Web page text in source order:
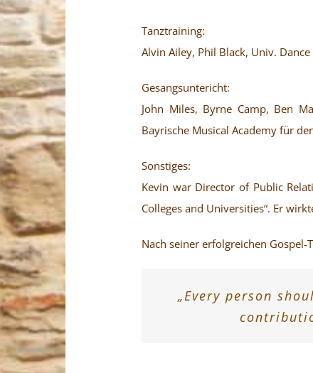
Tanztraining:
Alvin Ailey, Phil Black, Univ.
Gesangsuntericht:
John Miles, Byrne Camp, Ben
Bayrische Musical Academy für
Sonstiges:
Kevin war Director of Public
Colleges and Universities“. Er
Nach seiner erfolgreichen
„Every person